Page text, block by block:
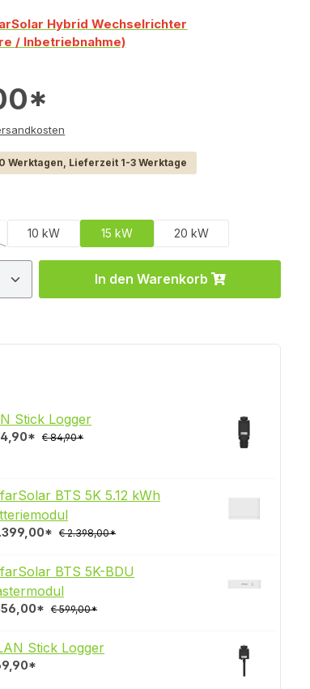
Hybrid Wechselrichter
/ Inbetriebnahme)
Versandkosten
Werktagen, Lieferzeit 1-3 Werktage
nicht verfügbar.)
Option ist zurzeit nicht verfügbar.)
10 kW 15 kW 20 kW
Gib den gewünschten Wert
In den Warenkorb
Stick Logger
€ 84,90*
BTS 5K 5.12 kWh
€ 2.398,00*
BTS 5K-BDU
€ 599,00*
Stick Logger